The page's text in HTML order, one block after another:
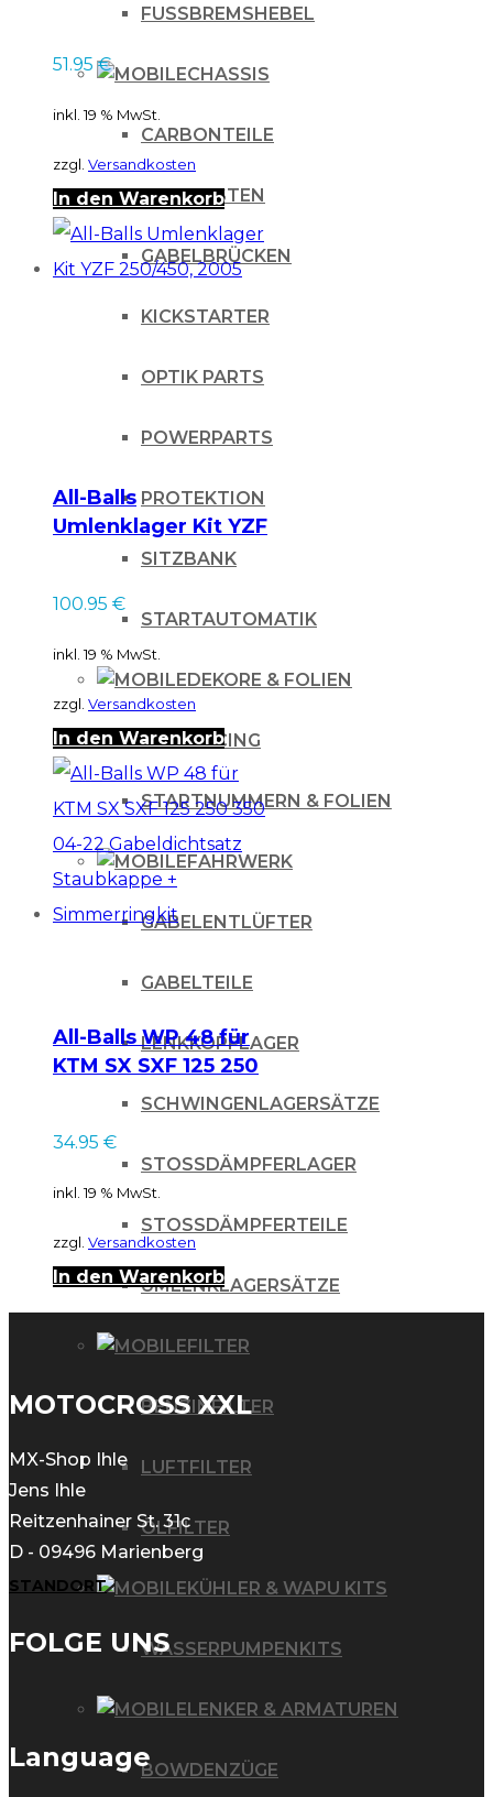
FUSSBREMSHEBEL
CHASSIS
CARBONTEILE
FUSSRASTEN
GABELBRÜCKEN
KICKSTARTER
OPTIK PARTS
POWERPARTS
PROTEKTION
SITZBANK
STARTAUTOMATIK
DEKORE & FOLIEN
IHLE-RACING
STARTNUMMERN & FOLIEN
FAHRWERK
GABELENTLÜFTER
GABELTEILE
LENKKOPFLAGER
SCHWINGENLAGERSÄTZE
STOSSDÄMPFERLAGER
STOSSDÄMPFERTEILE
UMLENKLAGERSÄTZE
FILTER
BENZINFILTER
LUFTFILTER
ÖLFILTER
KÜHLER & WAPU KITS
WASSERPUMPENKITS
LENKER & ARMATUREN
BOWDENZÜGE
00, RM 250 00
51.95€
inkl. 19 % MwSt.
zzgl. Versandkosten
In den Warenkorb
All-Balls
Umlenklager Kit YZF
250/450, 2005
100.95 €
inkl. 19 % MwSt.
zzgl. Versandkosten
In den Warenkorb
All-Balls WP 48 für
KTM SX SXF 125 250
350 04-22
Staubkappe +
Simmerringkit
34.95 €
inkl. 19 % MwSt.
zzgl. Versandkosten
In den Warenkorb
MOTOCROSS XXL
MX-Shop Ihle
Jens Ihle
Reitzenhainer St. 31c
D - 09496 Marienberg
STANDORT
FOLGE UNS
Language